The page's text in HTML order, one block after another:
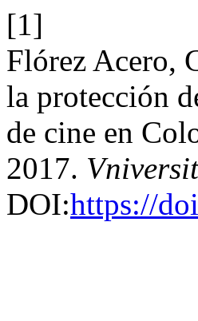
[1]
Flórez Acero,
la protección
de cine en
2017.
DOI:https://